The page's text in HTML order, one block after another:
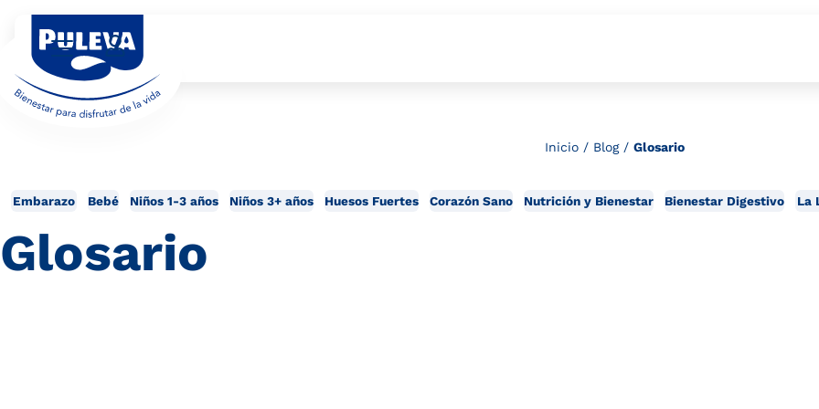
Inicio/ Blog/ Glosario
Embarazo Bebé Niños 1-3 años Niños 3+ años Huesos Fuertes Corazón Sano Nutrición y Bienestar Bienestar Digestivo La
Glosario